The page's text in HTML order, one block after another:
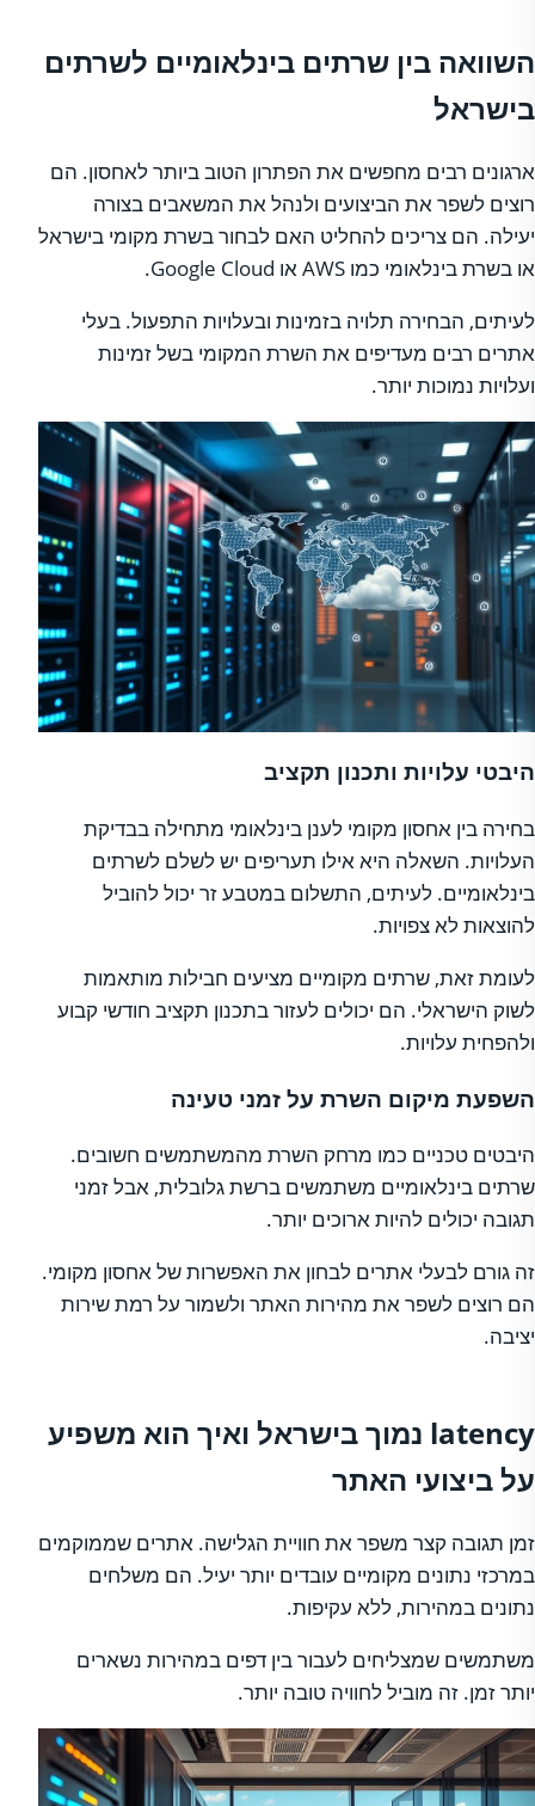
השוואה בין שרתים בינלאומיים לשרתים
בישראל
ארגונים רבים מחפשים את הפתרון הטוב ביותר לאחסון. הם
רוצים לשפר את הביצועים ולנהל את המשאבים בצורה
יעילה. הם צריכים להחליט האם לבחור בשרת מקומי בישראל
או בשרת בינלאומי כמו AWS או Google Cloud.
לעיתים, הבחירה תלויה בזמינות ובעלויות התפעול. בעלי
אתרים רבים מעדיפים את השרת המקומי בשל זמינות
ועלויות נמוכות יותר.
היבטי עלויות ותכנון תקציב
בחירה בין אחסון מקומי לענן בינלאומי מתחילה בבדיקת
העלויות. השאלה היא אילו תעריפים יש לשלם לשרתים
בינלאומיים. לעיתים, התשלום במטבע זר יכול להוביל
להוצאות לא צפויות.
לעומת זאת, שרתים מקומיים מציעים חבילות מותאמות
לשוק הישראלי. הם יכולים לעזור בתכנון תקציב חודשי קבוע
ולהפחית עלויות.
השפעת מיקום השרת על זמני טעינה
היבטים טכניים כמו מרחק השרת מהמשתמשים חשובים.
שרתים בינלאומיים משתמשים ברשת גלובלית, אבל זמני
תגובה יכולים להיות ארוכים יותר.
זה גורם לבעלי אתרים לבחון את האפשרות של אחסון מקומי.
הם רוצים לשפר את מהירות האתר ולשמור על רמת שירות
יציבה.
latency נמוך בישראל ואיך הוא משפיע
על ביצועי האתר
זמן תגובה קצר משפר את חוויית הגלישה. אתרים שממוקמים
במרכזי נתונים מקומיים עובדים יותר יעיל. הם משלחים
נתונים במהירות, ללא עקיפות.
משתמשים שמצליחים לעבור בין דפים במהירות נשארים
יותר זמן. זה מוביל לחוויה טובה יותר.